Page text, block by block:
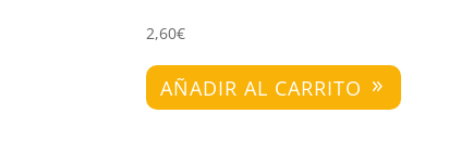
2,60€
AÑADIR AL CARRITO